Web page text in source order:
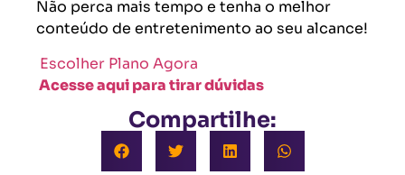
Não perca mais tempo e tenha o melhor
conteúdo de entretenimento ao seu alcance!
Escolher Plano Agora
Acesse aqui para tirar dúvidas
Compartilhe: